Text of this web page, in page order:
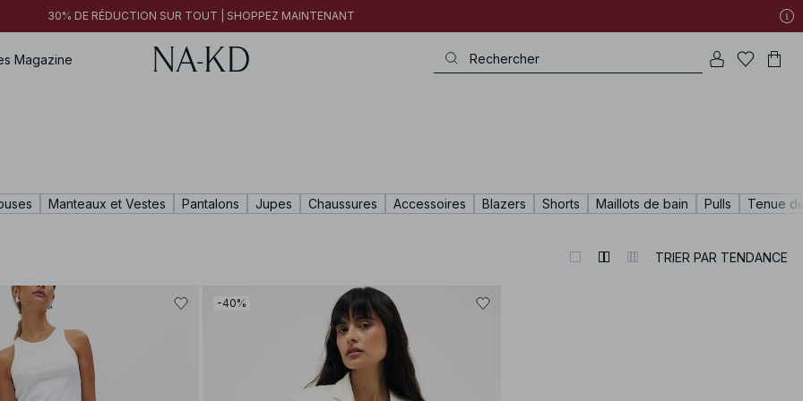
30% DE RÉDUCTION SUR TOUT | SHOPPEZ MAINTENANT
Magazine
Manteaux et Vestes Pantalons Jupes Chaussures Accessoires Blazers Shorts Maillots de bain Pulls Tenue
TRIER PAR TENDANCE
-40%